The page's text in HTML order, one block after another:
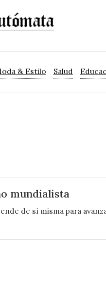
& Estilo Salud
mundialista
de sí misma para